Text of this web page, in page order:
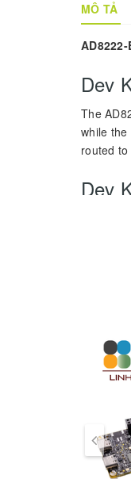
MÔ TẢ
Dev
The
while
routed
Dev
ECCN